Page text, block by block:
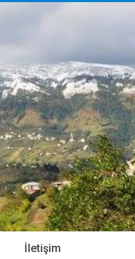
İletişim